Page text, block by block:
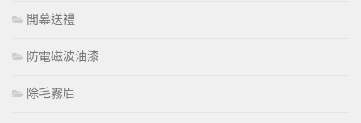
開幕送禮
防電磁波油漆
除毛霧眉